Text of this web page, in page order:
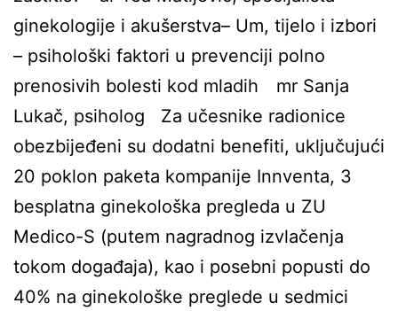
ginekologije i akušerstva– Um, tijelo i izbori
– psihološki faktori u prevenciji polno
prenosivih bolesti kod mladih mr Sanja
Lukač, psiholog Za učesnike radionice
obezbijeđeni su dodatni benefiti, uključujući
20 poklon paketa kompanije Innventa, 3
besplatna ginekološka pregleda u ZU
Medico-S (putem nagradnog izvlačenja
tokom događaja), kao i posebni popusti do
40% na ginekološke preglede u sedmici